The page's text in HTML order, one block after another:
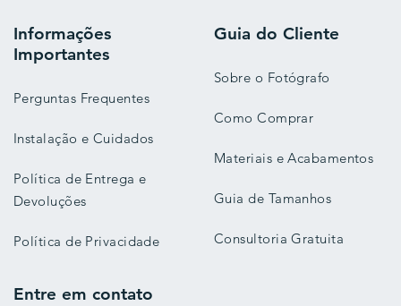
Informações
Importantes
Perguntas Frequentes
Instalação e Cuidados
Política de Entrega e
Devoluções
Política de Privacidade
Guia do Cliente
Sobre o Fotógrafo
Como Comprar
Materiais e Acabamentos
Guia de Tamanhos
Consultoria Gratuita
Entre em contato